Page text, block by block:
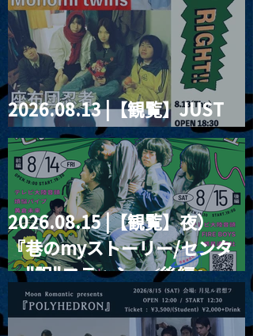
2026.08.13 |【観覧】JUST
RIGHT!! vol.26
2026.08.15 |【観覧】夜）
『巷のmyストーリー/センタ
ー"訳"フラッシュ⚡️後編』